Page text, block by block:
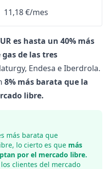
11,18 €/mes
es hasta un 40% más
de las tres
Endesa e Iberdrola.
8% más barata que la
libre.
más barata que
lo cierto es que más
por el mercado libre.
clientes del mercado